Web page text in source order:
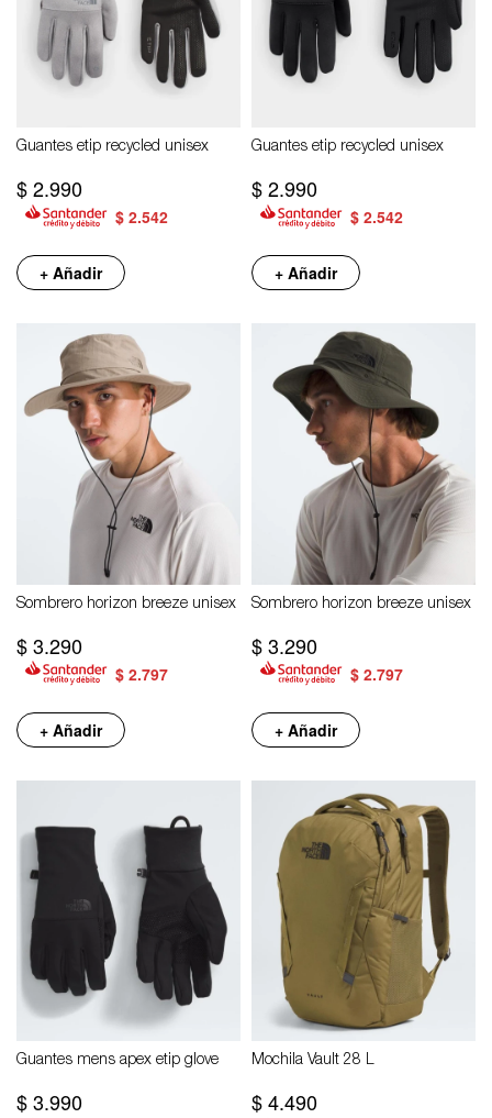
Guantes etip recycled unisex
$2.990
$ 2.542
+ Añadir
Guantes etip recycled unisex
$2.990
$ 2.542
+ Añadir
Sombrero horizon breeze unisex
$3.290
$ 2.797
+ Añadir
Sombrero horizon breeze unisex
$3.290
$ 2.797
+ Añadir
Guantes mens apex etip glove
$3.990
Mochila Vault 28 L
$4.490